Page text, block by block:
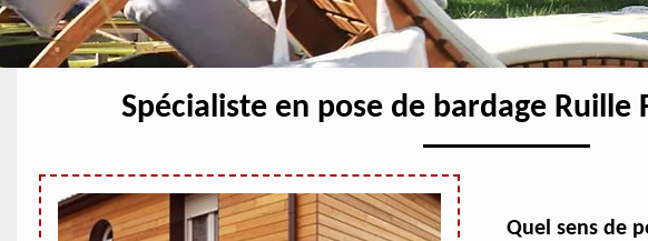
Spécialiste en pose de bardage Ruille
Quel sens de